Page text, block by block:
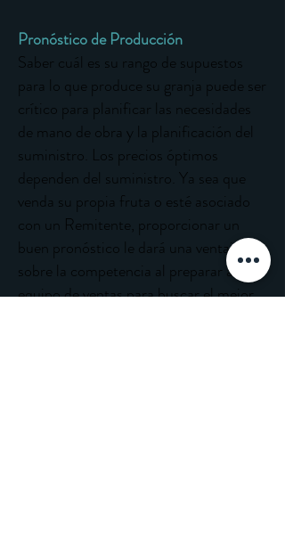
Pronóstico de Producción
Saber cuál es su rango de supuestos
para lo que produce su granja puede ser
crítico para planificar las necesidades
de mano de obra y la planificación del
suministro. Los precios óptimos
dependen del suministro. Ya sea que
venda su propia fruta o esté asociado
con un Remitente, proporcionar un
buen pronóstico le dará una ventaja
sobre la competencia al preparar al
equipo de ventas para buscar el mejor